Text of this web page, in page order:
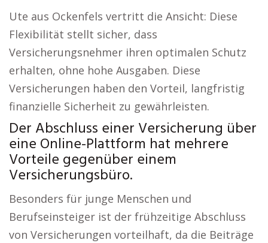
Ute aus Ockenfels vertritt die Ansicht: Diese
Flexibilität stellt sicher, dass
Versicherungsnehmer ihren optimalen Schutz
erhalten, ohne hohe Ausgaben. Diese
Versicherungen haben den Vorteil, langfristig
finanzielle Sicherheit zu gewährleisten.
Der Abschluss einer Versicherung über
eine Online-Plattform hat mehrere
Vorteile gegenüber einem
Versicherungsbüro.
Besonders für junge Menschen und
Berufseinsteiger ist der frühzeitige Abschluss
von Versicherungen vorteilhaft, da die Beiträge